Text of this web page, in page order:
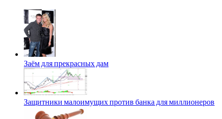
Заём для прекрасных дам
Защитники малоимущих против банка для миллионеров